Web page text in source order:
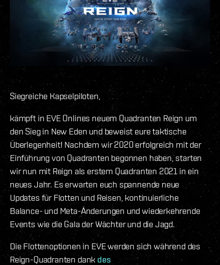
Siegreiche Kapselpiloten,
kämpft in EVE Onlines neuem Quadranten Reign um
den Sieg in New Eden und beweist eure taktische
Überlegenheit! Nachdem wir 2020 erfolgreich mit der
Einführung von Quadranten begonnen haben, starten
wir nun mit Reign als erstem Quadranten 2021 in ein
neues Jahr. Es erwarten euch spannende neue
Updates für Flotten und Reisen, kontinuierliche
Balance- und Meta-Änderungen und wiederkehrende
Events wie die Gala der Wächter und die Jagd.
Die Flottenoptionen in EVE werden sich während des
Reign-Quadranten dank des